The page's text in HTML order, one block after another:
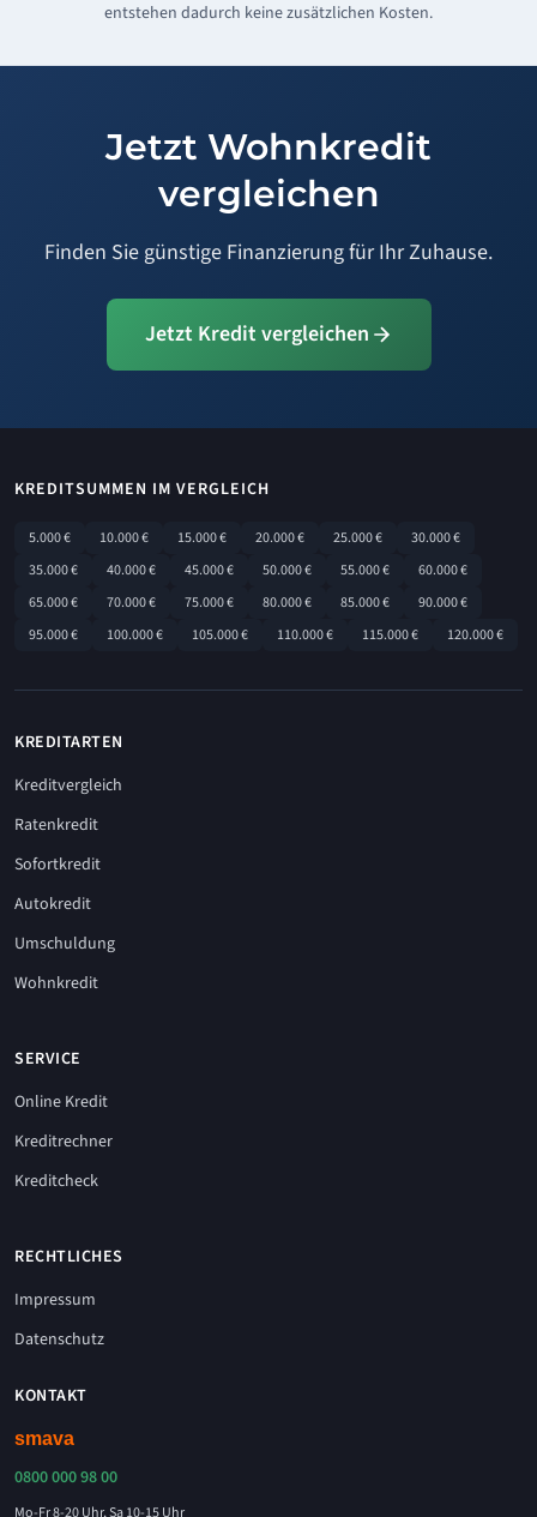
entstehen dadurch keine zusätzlichen Kosten.
Jetzt Wohnkredit
vergleichen
Finden Sie günstige Finanzierung für Ihr Zuhause.
Jetzt Kredit vergleichen
KREDITSUMMEN IM VERGLEICH
5.000 € 10.000 € 15.000 € 20.000 € 25.000 €
30.000 €
35.000 €
40.000 € 45.000 € 50.000 € 55.000 €
60.000 €
65.000 €
70.000 € 75.000 € 80.000 € 85.000 €
90.000 €
95.000 €
100.000 € 105.000 € 110.000 € 115.000 € 120.000 €
KREDITARTEN
Kreditvergleich
Ratenkredit
Sofortkredit
Autokredit
Umschuldung
Wohnkredit
SERVICE
Online Kredit
Kreditrechner
Kreditcheck
RECHTLICHES
Impressum
Datenschutz
KONTAKT
0800 000 98 00
Mo-Fr 8-20 Uhr, Sa 10-15 Uhr